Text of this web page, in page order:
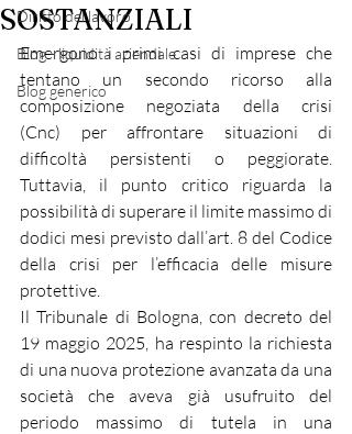
Diritto del lavoro
Blog - liquidità aziendale
Blog generico
SOSTANZIALI
Emergono i primi casi di imprese che
tentano un secondo ricorso alla
composizione negoziata della crisi
(Cnc) per affrontare situazioni di
difficoltà persistenti o peggiorate.
Tuttavia, il punto critico riguarda la
possibilità di superare il limite massimo di
dodici mesi previsto dall’art. 8 del Codice
della crisi per l’efficacia delle misure
protettive.
Il Tribunale di Bologna, con decreto del
19 maggio 2025, ha respinto la richiesta
di una nuova protezione avanzata da una
società che aveva già usufruito del
periodo massimo di tutela in una